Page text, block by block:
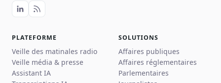
PLATEFORME
Veille des matinales radio
Veille média & presse
Assistant IA
SOLUTIONS
Affaires publiques
Affaires réglementaires
Parlementaires